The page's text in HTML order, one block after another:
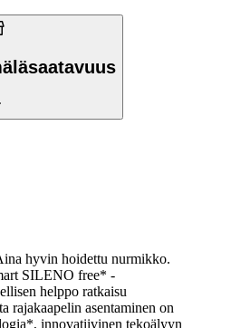
hyvin hoidettu nurmikko.
SILENO free* -
helppo ratkaisu
rajakaapelin asentaminen on
innovatiivinen tekoälyyn